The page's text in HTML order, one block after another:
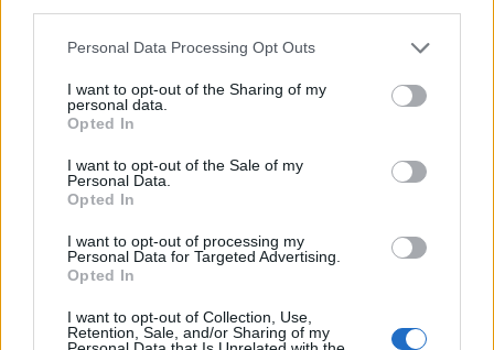
Please note that this website/app uses one or more Google
not limited to your visit or usage behaviour. You may click to
grant or deny consent to Google and its third-party tags to
use your data for below specified purposes in below Google
consent section.
Personal Data Processing Opt Outs
I want to opt-out of the Sharing of my
personal data.
Opted In
I want to opt-out of the Sale of my
Personal Data.
Opted In
I want to opt-out of processing my
Personal Data for Targeted Advertising.
Opted In
I want to opt-out of Collection, Use,
Retention, Sale, and/or Sharing of my